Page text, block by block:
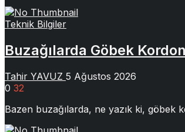
Teknik Bilgiler
Buzağılarda Göbek
Tahir YAVUZ 5 Ağustos 2026
0 32
Bazen buzağılarda, ne yazık ki, göbek